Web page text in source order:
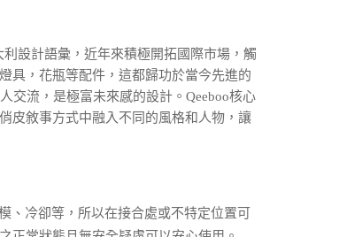
必要範圍內提供個人資料，並將交易相關給付款項請
技股份有限公司。
理事宜，請瀏覽以下網址：
#terms3
請事先徵得法定代理人或監護人之同意方可使用
，若未經同意申辦者引起之損失，本公司不負相關責
個帳號或使用他人資訊註冊。若發現惡意使用之情
限公司將有權停止該用戶之使用額度並採取法律行
設計語彙，近年來積極開拓國際市場，觸
具，花瓶等配件，這都歸功於當今先進的
交流，是極富未來感的設計。Qeeboo核心
皮敘事方式中融入不同的風格和人物，讓
、冷卻等，所以在接合處或不特定位置可